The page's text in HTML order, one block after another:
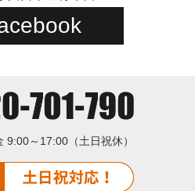
9:00～17:00（土日祝休）